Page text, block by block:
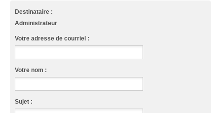
Destinataire :
Administrateur
Votre adresse de courriel :
Votre nom :
Sujet :